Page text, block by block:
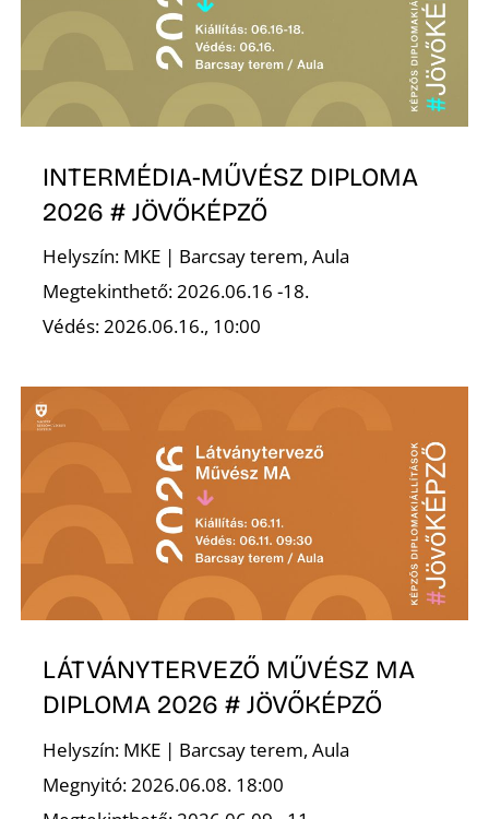
INTERMÉDIA-MŰVÉSZ DIPLOMA
2026 # JÖVŐKÉPZŐ
Helyszín: MKE | Barcsay terem, Aula
Megtekinthető: 2026.06.16 -18.
Védés: 2026.06.16., 10:00
LÁTVÁNYTERVEZŐ MŰVÉSZ MA
DIPLOMA 2026 # JÖVŐKÉPZŐ
Helyszín: MKE | Barcsay terem, Aula
Megnyitó: 2026.06.08. 18:00